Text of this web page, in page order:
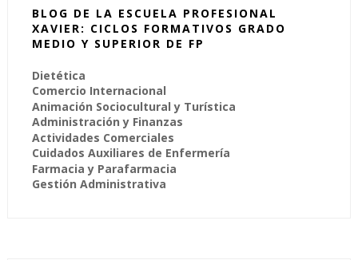
BLOG DE LA ESCUELA PROFESIONAL
XAVIER: CICLOS FORMATIVOS GRADO
MEDIO Y SUPERIOR DE FP
Dietética
Comercio Internacional
Animación Sociocultural y Turística
Administración y Finanzas
Actividades Comerciales
Cuidados Auxiliares de Enfermería
Farmacia y Parafarmacia
Gestión Administrativa